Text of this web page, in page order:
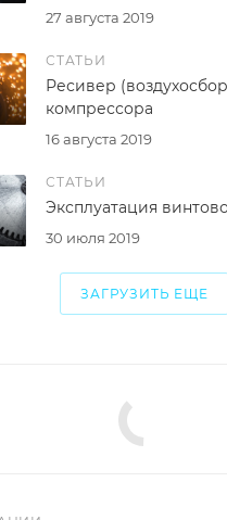
27 августа 2019
СТАТЬИ
16 августа 2019
Ресивер
компрессора
СТАТЬИ
30 июля 2019
Эксплуатация
ЗАГРУЗИТЬ ЕЩЕ